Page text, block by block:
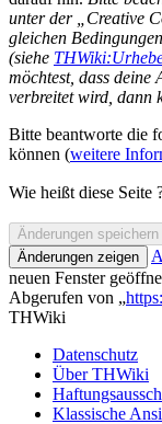
unter der „Creative
gleichen
(siehe
möchtest, dass deine
verbreitet wird, dann
Bitte beantworte die
können (weitere
Wie heißt diese Seite
neuen Fenster
Abgerufen von „
THWiki
Datenschutz
Über THWiki
Klassische